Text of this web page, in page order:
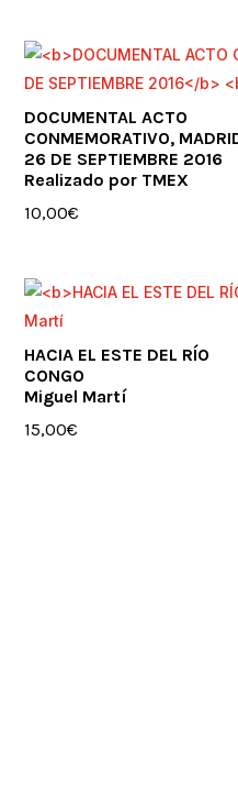
DOCUMENTAL ACTO
CONMEMORATIVO,
26 DE SEPTIEMBRE 2016
Realizado por TMEX
10,00€
HACIA EL ESTE DEL RÍO
CONGO
Miguel Martí
15,00€